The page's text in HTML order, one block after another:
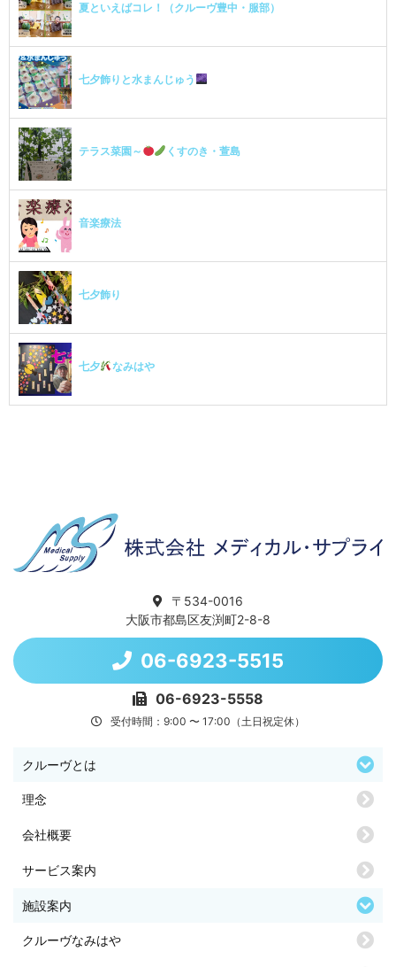
夏といえばコレ！（クルーヴ豊中・服部）
七夕飾りと水まんじゅう
テラス菜園～ くすのき・萱島
音楽療法
七夕飾り
七夕 なみはや
〒534-0016
大阪市都島区友渕町2-8-8
06-6923-5515
06-6923-5558
受付時間：9:00 〜 17:00（土日祝定休）
クルーヴとは
理念
会社概要
サービス案内
施設案内
クルーヴなみはや